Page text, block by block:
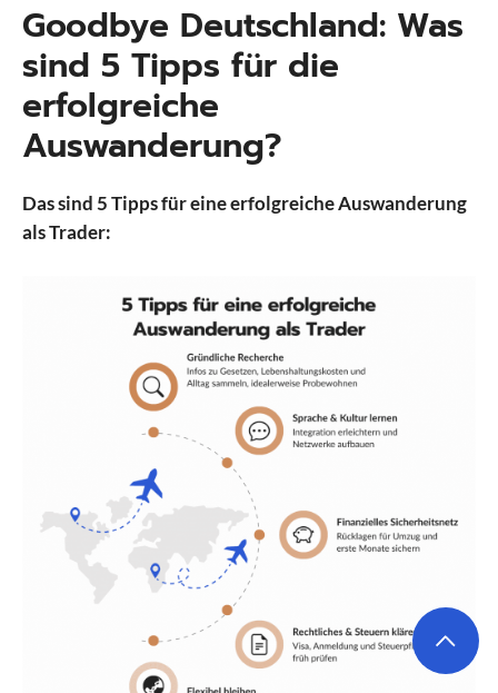
Goodbye Deutschland: Was
sind 5 Tipps für die
erfolgreiche
Auswanderung?
Das sind 5 Tipps für eine erfolgreiche Auswanderung
als Trader: